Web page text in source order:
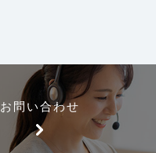
お問い合わせ